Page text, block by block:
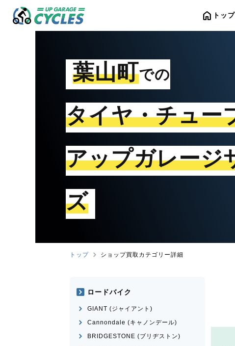
home トップ
葉山町での
タイヤ・チュー
アップガレージ
ズ
トップ ショップ買取カテゴリー詳細
ロードバイク
GIANT (ジャイアント)
Cannondale (キャノンデール)
BRIDGESTONE (ブリヂストン)